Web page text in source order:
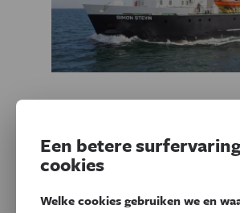
Natuur & Milieu
met
Droomde je er altijd al van om aan
Een betere
cookies
Welke cookies gebruiken we en